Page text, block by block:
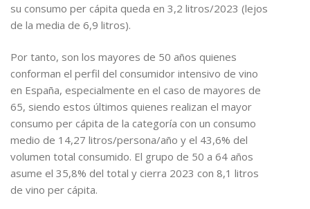
su consumo per cápita queda en 3,2 litros/2023 (lejos
de la media de 6,9 litros).
Por tanto, son los mayores de 50 años quienes
conforman el perfil del consumidor intensivo de vino
en España, especialmente en el caso de mayores de
65, siendo estos últimos quienes realizan el mayor
consumo per cápita de la categoría con un consumo
medio de 14,27 litros/persona/año y el 43,6% del
volumen total consumido. El grupo de 50 a 64 años
asume el 35,8% del total y cierra 2023 con 8,1 litros
de vino per cápita.